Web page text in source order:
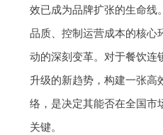
效已成为品牌扩张的生命线
品质、控制运营成本的核心
动的深刻变革。对于餐饮连
升级的新趋势，构建一张高
络，是决定其能否在全国市
关键。